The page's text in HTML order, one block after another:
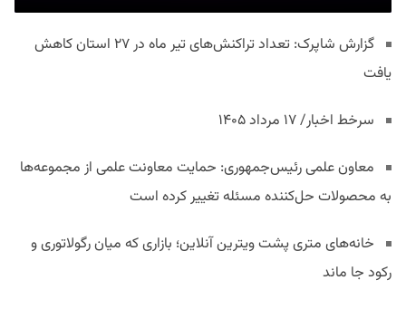
گزارش شاپرک: تعداد تراکنش‌های تیر ماه در ۲۷ استان‌ کاهش
یافت
سرخط اخبار/ ۱۷ مرداد ۱۴۰۵
معاون علمی رئیس‌جمهوری: حمایت معاونت علمی از مجموعه‌ها
به محصولات حل‌کننده مسئله تغییر کرده است
خانه‌های متری پشت ویترین آنلاین؛ بازاری که میان رگولاتوری و
رکود جا ماند